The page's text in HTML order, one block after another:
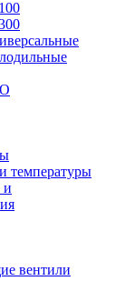
температуры
и
вентили